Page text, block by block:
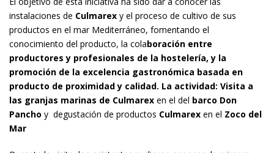
instalaciones de Culmarex y el proceso de cultivo de sus
productos en el mar Mediterráneo, fomentando el
conocimiento del producto, la colaboración entre
productores y profesionales de la hostelería, y la
promoción de la excelencia gastronómica basada en
producto de proximidad y calidad. La actividad: Visita a
las granjas marinas de Culmarex en el del barco Don
Pancho y degustación de productos Culmarex en el Zoco del
Mar